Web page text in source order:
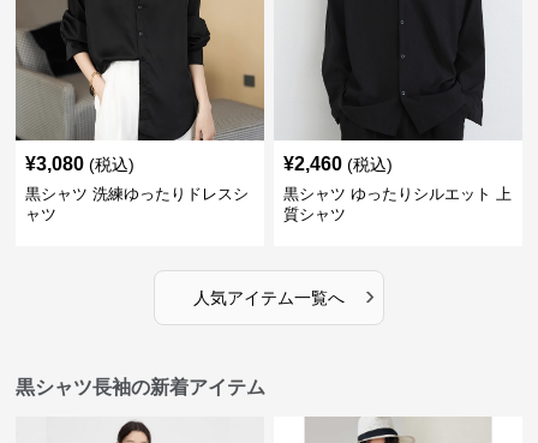
¥3,080 (税込)
黒シャツ 洗練ゆったりドレスシ
ャツ
¥2,460 (税込)
黒シャツ ゆったりシルエット 上
質シャツ
人気アイテム一覧へ ›
黒シャツ長袖の新着アイテム